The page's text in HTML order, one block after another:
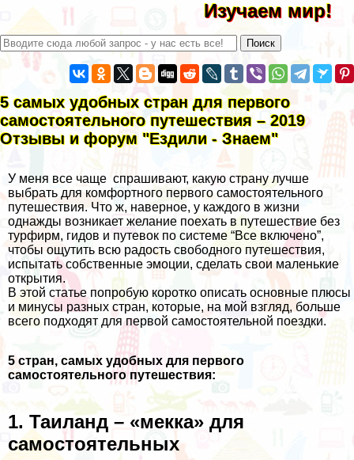
Изучаем мир!
5 самых удобных стран для первого
самостоятельного путешествия – 2019
Отзывы и форум "Ездили - Знаем"
У меня все чаще спрашивают, какую страну лучше
выбрать для комфортного первого самостоятельного
путешествия. Что ж, наверное, у каждого в жизни
однажды возникает желание поехать в путешествие без
турфирм, гидов и путевок по системе “Все включено”,
чтобы ощутить всю радость свободного путешествия,
испытать собственные эмоции, сделать свои маленькие
открытия.
В этой статье попробую коротко описать основные плюсы
и минусы разных стран, которые, на мой взгляд, больше
всего подходят для первой самостоятельной поездки.
5 стран, самых удобных для первого
самостоятельного путешествия:
1. Таиланд – «мекка» для
самостоятельных